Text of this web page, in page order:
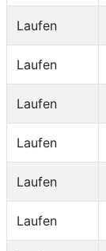
Laufen
Laufen
Laufen
Laufen
Laufen
Laufen